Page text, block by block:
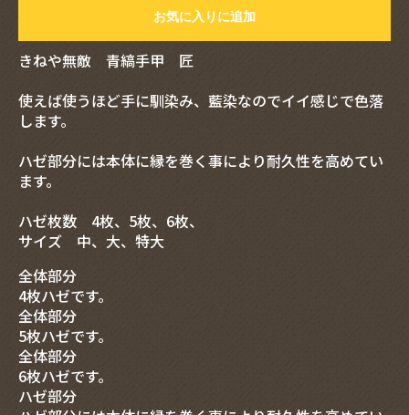
お気に入りに追加
きねや無敵 青縞手甲 匠
使えば使うほど手に馴染み、藍染なのでイイ感じで色落
します。
ハゼ部分には本体に縁を巻く事により耐久性を高めてい
ます。
ハゼ枚数 4枚、5枚、6枚、
サイズ 中、大、特大
全体部分
4枚ハゼです。
全体部分
5枚ハゼです。
全体部分
6枚ハゼです。
ハゼ部分